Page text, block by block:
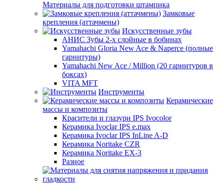
Материалы для подготовки штампика
Замковые
крепления (аттачмены)
Искусственные зубы
АНИС Зубы 2-х слойные в бобинах
Yamahachi Gloria New Ace & Naperce (полные
гарнитуры)
Yamahachi New Ace / Million (20 гарнитуров в
боксах)
VITA MFT
Инструменты
Керамические
массы и композиты
Красители и глазури IPS Ivocolor
Керамика Ivoclar IPS e.max
Керамика Ivoclar IPS InLine A-D
Керамика Noritake CZR
Керамика Noritake EX-3
Разное